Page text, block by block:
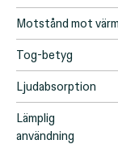
Motstånd mot
Tog-betyg
Ljudabsorption
Lämplig
användning